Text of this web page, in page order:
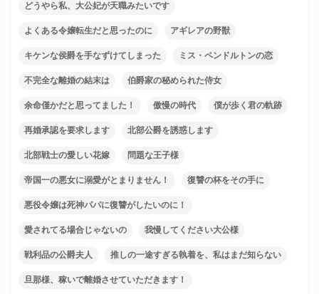
どうやら私、大公妃が天職みたいです
よくある令嬢転生だと思ったのに アギレアの野獣
キケンな侯爵を手なずけてしまった ミス・ペンドルトンの恋
不完全な離婚の結末は 伯爵家の秘められた侍女
余命僅かだと思ってました！ 傲慢の時代 僕が歩く君の軌跡
再婚承認を要求します 北部公爵を誘惑します
北部戦士の愛しい花嫁 問題な王子様
帝国一の悪女に溺愛がとまりません！ 復讐の杯をその手に
悪役令嬢は死神パパに復讐がしたいのに！
愛されてる場合じゃないの 我慢してください大公様
戦利品の公爵夫人 推しの一途すぎる執着を、私はまだ知らない
旦那様、稼いで離婚させていただきます！